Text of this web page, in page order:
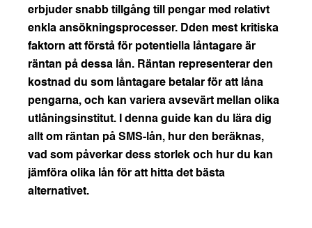
erbjuder snabb tillgång till pengar med relativt
enkla ansökningsprocesser. Dden mest kritiska
faktorn att förstå för potentiella låntagare är
räntan på dessa lån. Räntan representerar den
kostnad du som låntagare betalar för att låna
pengarna, och kan variera avsevärt mellan olika
utlåningsinstitut. I denna guide kan du lära dig
allt om räntan på SMS-lån, hur den beräknas,
vad som påverkar dess storlek och hur du kan
jämföra olika lån för att hitta det bästa
alternativet.